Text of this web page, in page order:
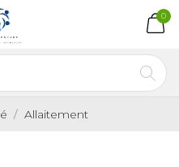
0
Allaitement